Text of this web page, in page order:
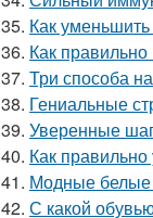
35. Как
36. Как
37. Три способа
38. Гениальные
39. Уверенные
40. Как
41. Модные белые
42. С какой